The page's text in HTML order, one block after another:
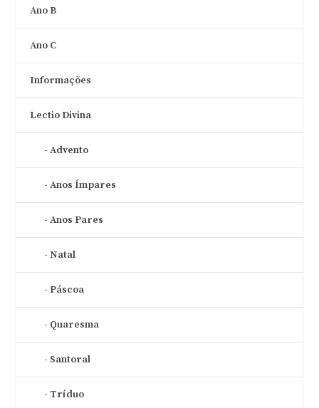
Ano B
Ano C
Informações
Lectio Divina
Advento
Anos Ímpares
Anos Pares
Natal
Páscoa
Quaresma
Santoral
Tríduo